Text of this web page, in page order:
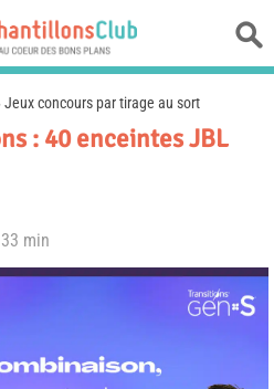
Jeux concours par tirage au sort
: 40 enceintes JBL
min